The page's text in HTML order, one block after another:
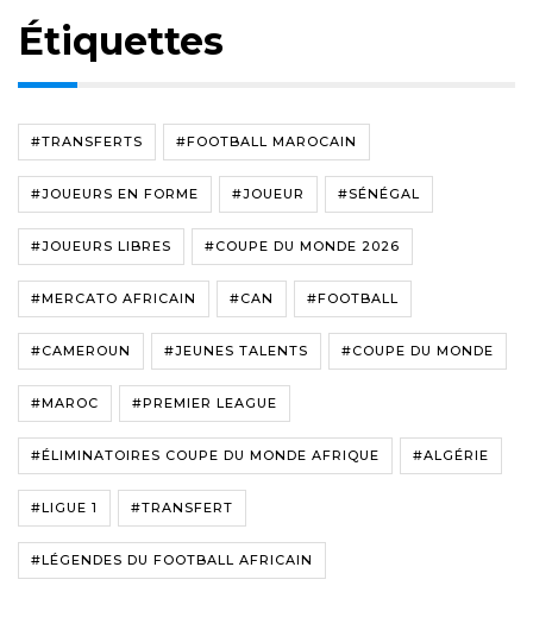
Étiquettes
#TRANSFERTS #FOOTBALL MAROCAIN
#JOUEURS EN FORME #JOUEUR #SÉNÉGAL
#JOUEURS LIBRES #COUPE DU MONDE 2026
#MERCATO AFRICAIN #CAN #FOOTBALL
#CAMEROUN #JEUNES TALENTS #COUPE DU MONDE
#MAROC #PREMIER LEAGUE
#ÉLIMINATOIRES COUPE DU MONDE AFRIQUE #ALGÉRIE
#LIGUE 1 #TRANSFERT
#LÉGENDES DU FOOTBALL AFRICAIN